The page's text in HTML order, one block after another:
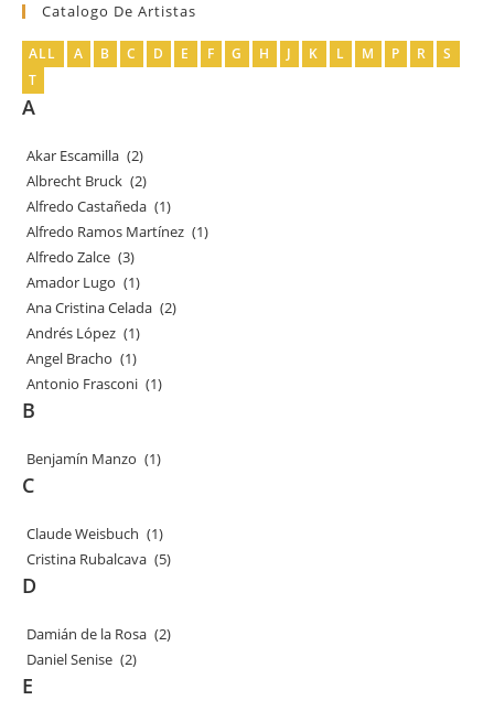
Catalogo De Artistas
ALL A B C D E F G H J K L M P R
S
T
A
Akar Escamilla (2)
Albrecht Bruck (2)
Alfredo Castañeda (1)
Alfredo Ramos Martínez (1)
Alfredo Zalce (3)
Amador Lugo (1)
Ana Cristina Celada (2)
Andrés López (1)
Angel Bracho (1)
Antonio Frasconi (1)
B
Benjamín Manzo (1)
C
Claude Weisbuch (1)
Cristina Rubalcava (5)
D
Damián de la Rosa (2)
Daniel Senise (2)
E